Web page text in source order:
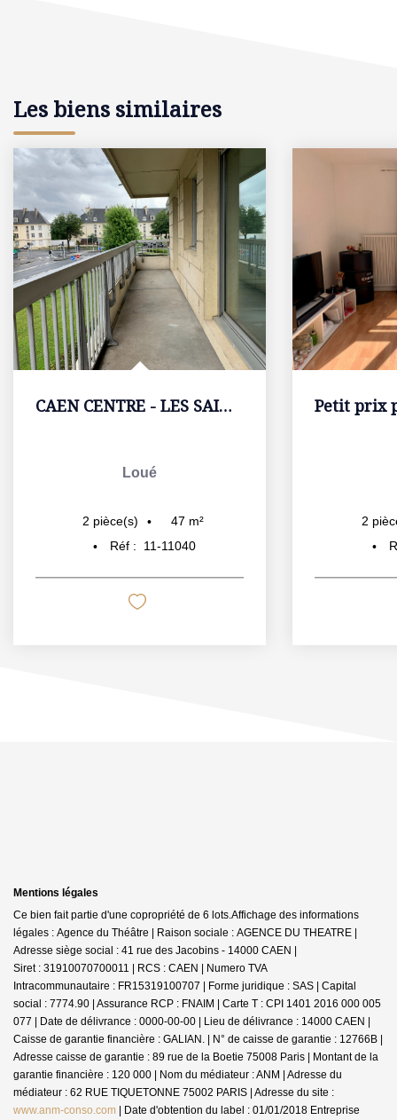
Les biens similaires
CAEN CENTRE - LES SAINTS PERES. Parking + Balcon
Loué
2 pièce(s) 47 m²
Réf :
11-11040
2
Mentions légales
Ce bien fait partie d'une copropriété de 6 lots.Affichage des informations
légales : Agence du Théâtre | Raison sociale : AGENCE DU THEATRE |
Adresse siège social : 41 rue des Jacobins - 14000 CAEN |
Siret : 31910070700011 | RCS : CAEN | Numero TVA
Intracommunautaire : FR15319100707 | Forme juridique : SAS | Capital
social : 7774.90 | Assurance RCP : FNAIM | Carte T : CPI 1401 2016 000 005
077 | Date de délivrance : 0000-00-00 | Lieu de délivrance : 14000 CAEN |
Caisse de garantie financière : GALIAN. | N° de caisse de garantie : 12766B |
Adresse caisse de garantie : 89 rue de la Boetie 75008 Paris | Montant de la
garantie financière : 120 000 | Nom du médiateur : ANM | Adresse du
médiateur : 62 RUE TIQUETONNE 75002 PARIS | Adresse du site :
www.anm-conso.com | Date d'obtention du label : 01/01/2018 Entreprise